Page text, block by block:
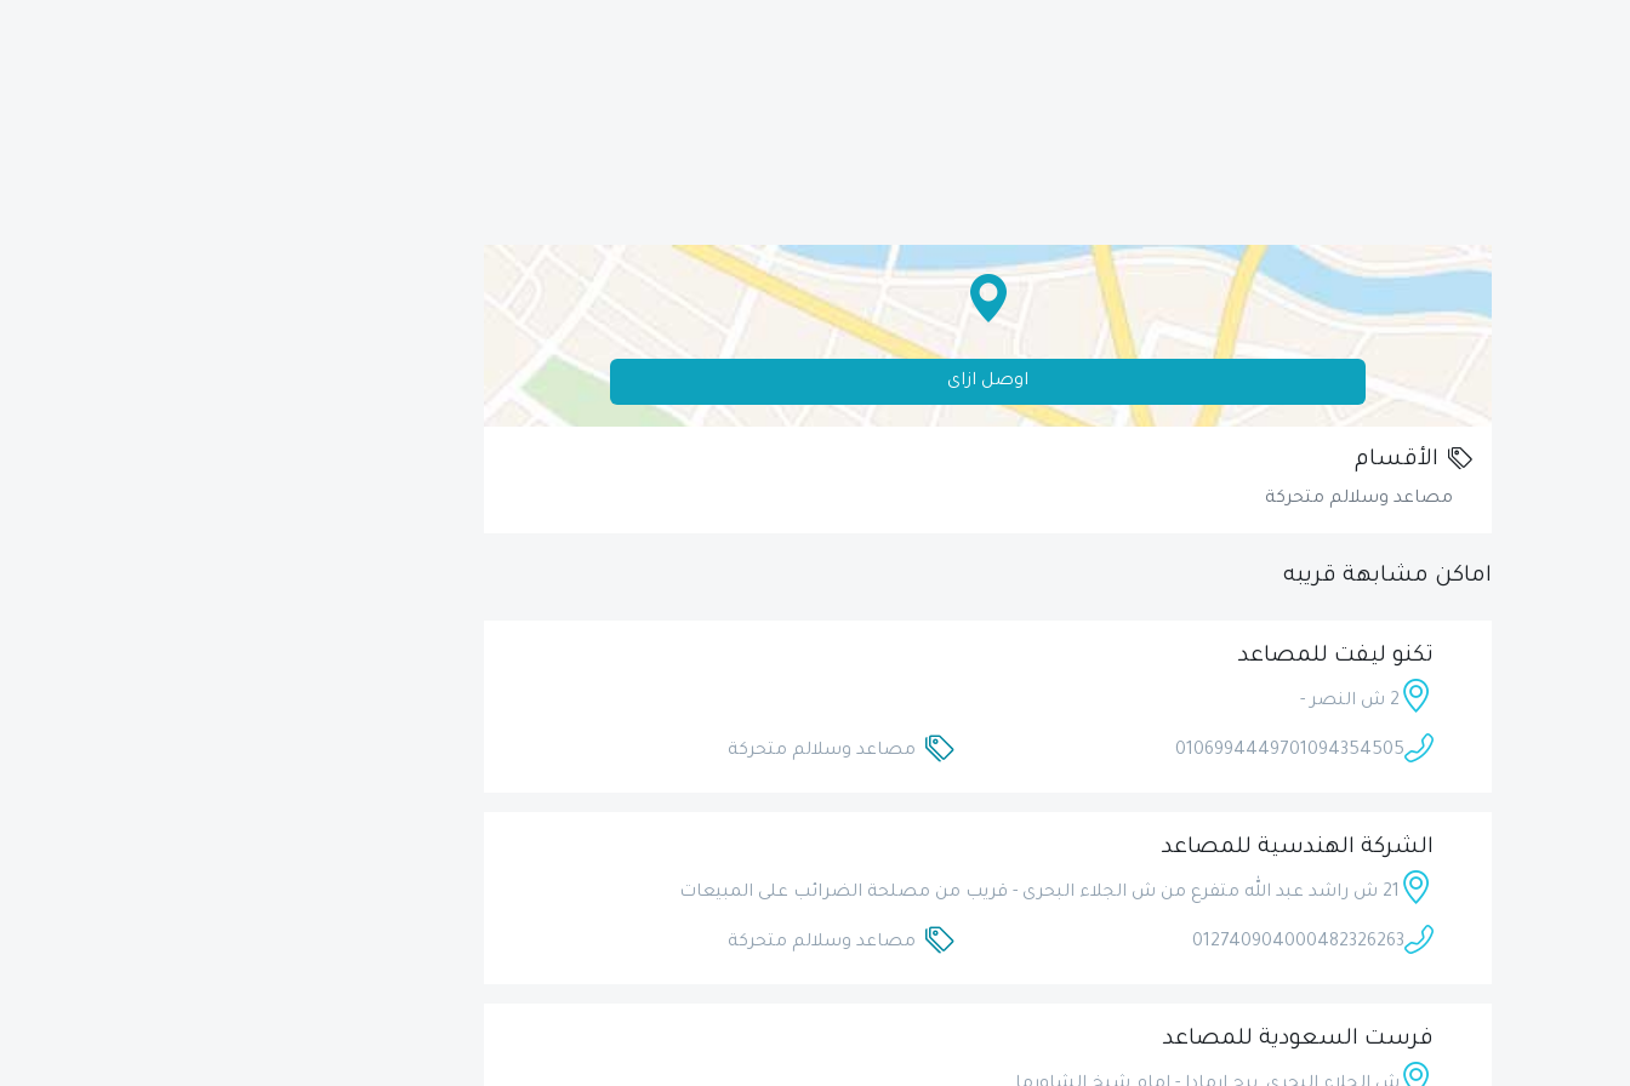
اوصل ازاى
الأقسام
مصاعد وسلالم متحركة
اماكن مشابهة قريبه
تكنو ليفت للمصاعد
2 ش النصر -
01094354505
01069944497 مصاعد وسلالم متحركة
الشركة الهندسية للمصاعد
21 ش راشد عبد الله متفرع من ش الجلاء البحرى - قريب من مصلحة الضرائب على المبيعات
0482326263
01274090400 مصاعد وسلالم متحركة
فرست السعودية للمصاعد